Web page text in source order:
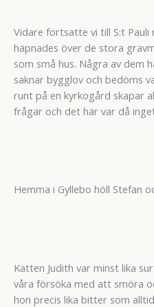
Vidare fortsatte vi till S:t
häpnades över de stora
som små hus. Några av dem
saknar bygglov och bedöms
runt på en kyrkogård skapar
frågar och det här var då
Hemma i Gyllebo höll Stefan
Katten Judith var minst lika
våra försöka med att smöra
hon precis lika bitter som